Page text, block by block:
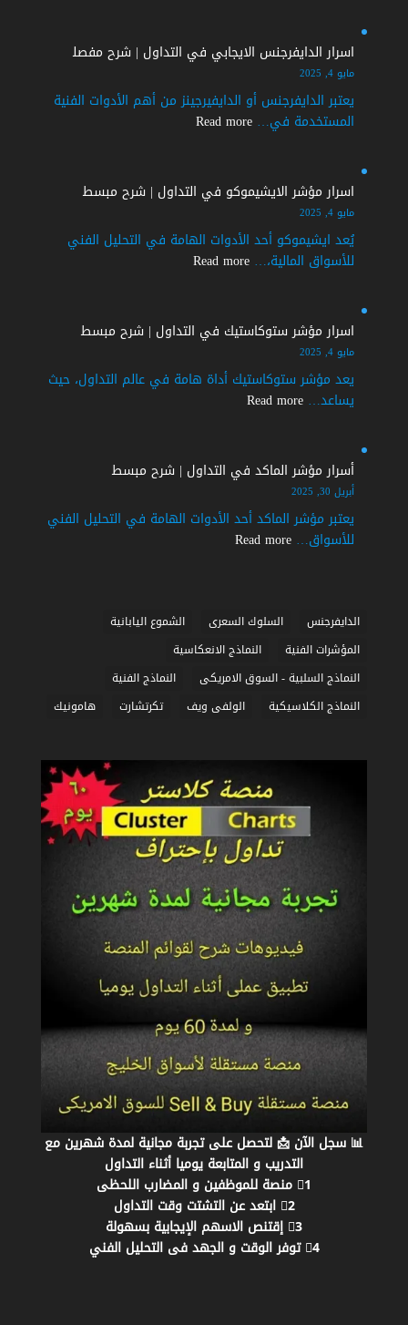
السلبي
في
|
شرح
اسرار الدايفرجنس الايجابي في التداول | شرح مفصل
مايو 4, 2025
يعتبر الدايفرجنس أو الدايفيرجينز من أهم الأدوات الفنية
المستخدمة في… Read more
:
الايجابي
في
|
شرح
اسرار مؤشر الايشيموكو في التداول | شرح مبسط
مايو 4, 2025
يُعد ايشيموكو أحد الأدوات الهامة في التحليل الفني
للأسواق المالية،… Read more
:
الايشيموكو
في
|
اسرار مؤشر ستوكاستيك في التداول | شرح مبسط
مايو 4, 2025
يعد مؤشر ستوكاستيك أداة هامة في عالم التداول، حيث
يساعد… Read more
:
ستوكاستيك
في
|
شرح
أسرار مؤشر الماكد في التداول | شرح مبسط
أبريل 30, 2025
يعتبر مؤشر الماكد أحد الأدوات الهامة في التحليل الفني
للأسواق… Read more
:
في
التداول
|
شرح
مبسط
الدايفرجنس السلوك السعرى
الشموع اليابانية
المؤشرات الفنية
النماذج الانعكاسية
النماذج السلبية - السوق الامريكى
النماذج الفنية
النماذج الكلاسيكية
الولفى ويف تكرتشارت هامونيك
📊 سجل الآن 📩 لتحصل على تجربة مجانية لمدة شهرين مع
التدريب و المتابعة يوميا أثناء التداول
1⃣ منصة للموظفين و المضارب اللحظى
2⃣ ابتعد عن التشتت وقت التداول
3⃣ إقتنص الاسهم الإيجابية بسهولة
4⃣ توفر الوقت و الجهد فى التحليل الفني